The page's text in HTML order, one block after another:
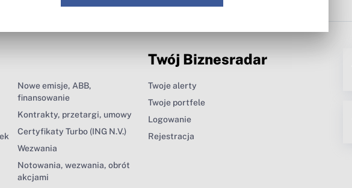
Nowe emisje, ABB,
finansowanie
Kontrakty, przetargi, umowy
Certyfikaty Turbo (ING N.V.)
Wezwania
Notowania, wezwania, obrót
akcjami
Twój Biznesradar
Twoje alerty
Twoje portfele
Logowanie
Rejestracja